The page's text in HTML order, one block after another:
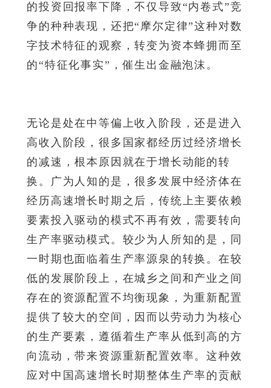
的投资回报率下降，不仅导致“内卷式”竞
争的种种表现，还把“摩尔定律”这种对数
字技术特征的观察，转变为资本蜂拥而至
的“特征化事实”，催生出金融泡沫。
无论是处在中等偏上收入阶段，还是进入
高收入阶段，很多国家都经历过经济增长
的减速，根本原因就在于增长动能的转
换。广为人知的是，很多发展中经济体在
经历高速增长时期之后，传统上主要依赖
要素投入驱动的模式不再有效，需要转向
生产率驱动模式。较少为人所知的是，同
一时期也面临着生产率源泉的转换。在较
低的发展阶段上，在城乡之间和产业之间
存在的资源配置不均衡现象，为重新配置
提供了较大的空间，因而以劳动力为核心
的生产要素，遵循着生产率从低到高的方
向流动，带来资源重新配置效率。这种效
应对中国高速增长时期整体生产率的贡献